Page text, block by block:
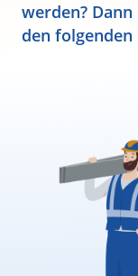
werden?
den